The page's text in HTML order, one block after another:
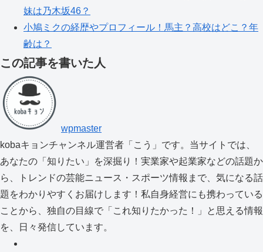
妹は乃木坂46？
小鳩ミクの経歴やプロフィール！馬主？高校はどこ？年
齢は？
この記事を書いた人
wpmaster
kobaキョンチャンネル運営者「こう」です。当サイトでは、
あなたの「知りたい」を深掘り！実業家や起業家などの話題か
ら、トレンドの芸能ニュース・スポーツ情報まで、気になる話
題をわかりやすくお届けします！私自身経営にも携わっている
ことから、独自の目線で「これ知りたかった！」と思える情報
を、日々発信しています。